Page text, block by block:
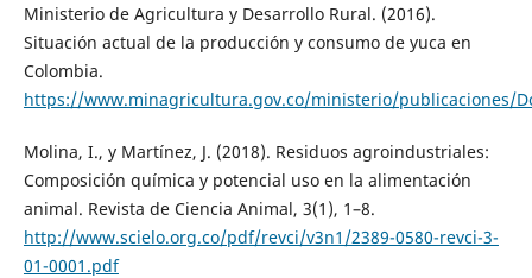
Ministerio de Agricultura y Desarrollo Rural. (2016).
Situación actual de la producción y consumo de yuca en
Colombia.
https://www.minagricultura.gov.co/ministerio/publicaciones/
Molina, I., y Martínez, J. (2018). Residuos agroindustriales:
Composición química y potencial uso en la alimentación
animal. Revista de Ciencia Animal, 3(1), 1–8.
http://www.scielo.org.co/pdf/revci/v3n1/2389-0580-revci-3-
01-0001.pdf